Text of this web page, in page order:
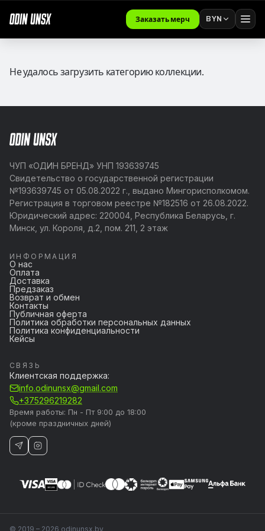
Заказать мерч BYN
Не удалось загрузить категорию коллекции.
ЧУП «ОДИН БРЕНД» УНП 193639745
Свидетельство о государственной регистрации
№193639745 от 05.08.2022 г., выдано Мингорисполкомом.
Регистрация в торговом реестре №182516 от 26.08.2022.
Юридический адрес: 220004, Республика Беларусь, г.
Минск, ул. Короля, д.2, пом. 211, 2 этаж
ИНФОРМАЦИЯ
О нас
Оплата
Доставка
Предзаказ
Возврат и обмен
Контакты
Публичная оферта
Политика обработки персональных данных
Политика конфиденциальности
Кейсы
СВЯЗЬ
Клиентская поддержка:
info.odinunsx@gmail.com
+375296219282
Время работы: Пн - Пт 9:00 до 18:00
(кроме праздничных дней)
© 2019 – 2026 odinunsx.by